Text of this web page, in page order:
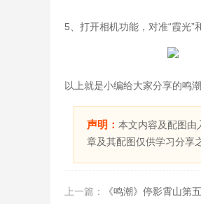
5、打开相机功能，对准“霞光”
以上就是小编给大家分享的鸣
声明： 本文内容及配图由
章及其配图仅供学习分享
上一篇： 《鸣潮》停影霄山第